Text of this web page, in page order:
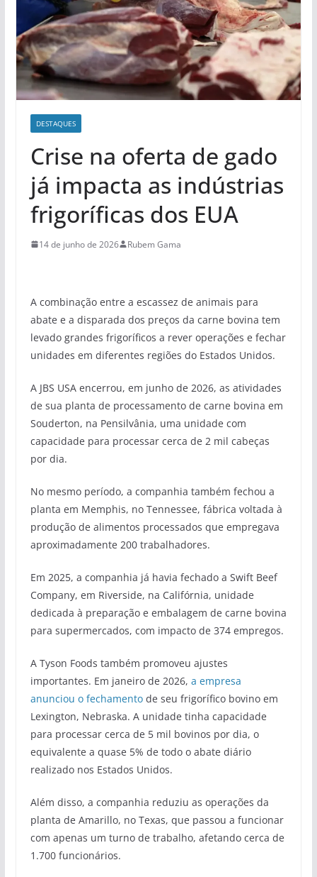
DESTAQUES
Crise na oferta de gado
já impacta as indústrias
frigoríficas dos EUA
14 de junho de 2026 Rubem Gama
A combinação entre a escassez de animais para
abate e a disparada dos preços da carne bovina tem
levado grandes frigoríficos a rever operações e fechar
unidades em diferentes regiões do Estados Unidos.
A JBS USA encerrou, em junho de 2026, as atividades
de sua planta de processamento de carne bovina em
Souderton, na Pensilvânia, uma unidade com
capacidade para processar cerca de 2 mil cabeças
por dia.
No mesmo período, a companhia também fechou a
planta em Memphis, no Tennessee, fábrica voltada à
produção de alimentos processados que empregava
aproximadamente 200 trabalhadores.
Em 2025, a companhia já havia fechado a Swift Beef
Company, em Riverside, na Califórnia, unidade
dedicada à preparação e embalagem de carne bovina
para supermercados, com impacto de 374 empregos.
A Tyson Foods também promoveu ajustes
importantes. Em janeiro de 2026, a empresa
anunciou o fechamentode seu frigorífico bovino em
Lexington, Nebraska. A unidade tinha capacidade
para processar cerca de 5 mil bovinos por dia, o
equivalente a quase 5% de todo o abate diário
realizado nos Estados Unidos.
Além disso, a companhia reduziu as operações da
planta de Amarillo, no Texas, que passou a funcionar
com apenas um turno de trabalho, afetando cerca de
1.700 funcionários.